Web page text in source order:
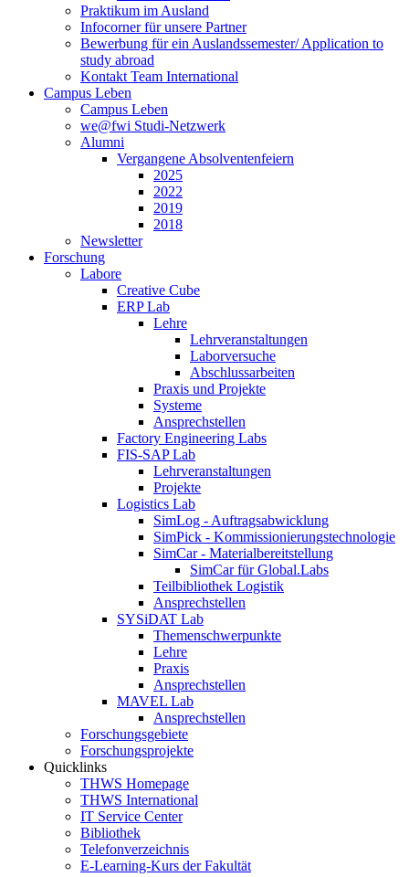
Praktikum im Ausland
Infocorner für unsere Partner
Bewerbung für ein Auslandssemester/ Application to
study abroad
Kontakt Team International
Campus Leben
Campus Leben
we@fwi Studi-Netzwerk
Alumni
Vergangene Absolventenfeiern
2025
2022
2019
2018
Newsletter
Forschung
Labore
Creative Cube
ERP Lab
Lehre
Lehrveranstaltungen
Laborversuche
Abschlussarbeiten
Praxis und Projekte
Systeme
Ansprechstellen
Factory Engineering Labs
FIS-SAP Lab
Lehrveranstaltungen
Projekte
Logistics Lab
SimLog - Auftragsabwicklung
SimPick - Kommissionierungstechnologie
SimCar - Materialbereitstellung
SimCar für Global.Labs
Teilbibliothek Logistik
Ansprechstellen
SYSiDAT Lab
Themenschwerpunkte
Lehre
Praxis
Ansprechstellen
MAVEL Lab
Ansprechstellen
Forschungsgebiete
Forschungsprojekte
Quicklinks
THWS Homepage
THWS International
IT Service Center
Bibliothek
Telefonverzeichnis
E-Learning-Kurs der Fakultät